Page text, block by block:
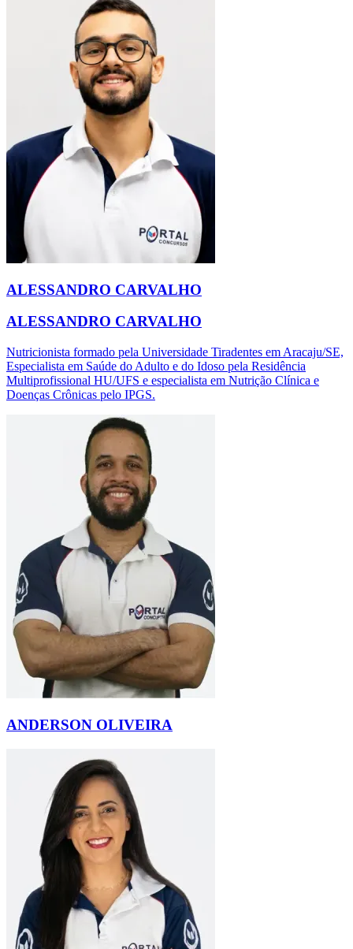
ALESSANDRO CARVALHO
ALESSANDRO CARVALHO
Nutricionista formado pela Universidade Tiradentes em Aracaju/SE,
Especialista em Saúde do Adulto e do Idoso pela Residência
Multiprofissional HU/UFS e especialista em Nutrição Clínica e
Doenças Crônicas pelo IPGS.
ANDERSON OLIVEIRA